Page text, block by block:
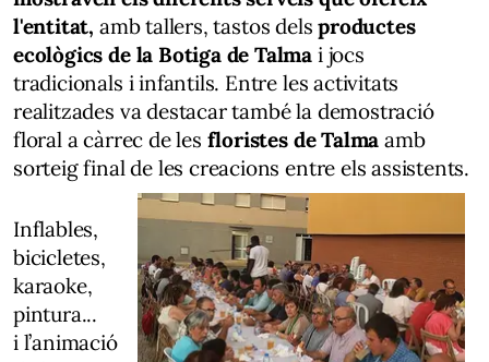
l'entitat, amb tallers, tastos dels productes
ecològics de la Botiga de Talma i jocs
tradicionals i infantils. Entre les activitats
realitzades va destacar també la demostració
floral a càrrec de les floristes de Talma amb
sorteig final de les creacions entre els assistents.
Inflables,
bicicletes,
karaoke,
pintura...
i l’animació